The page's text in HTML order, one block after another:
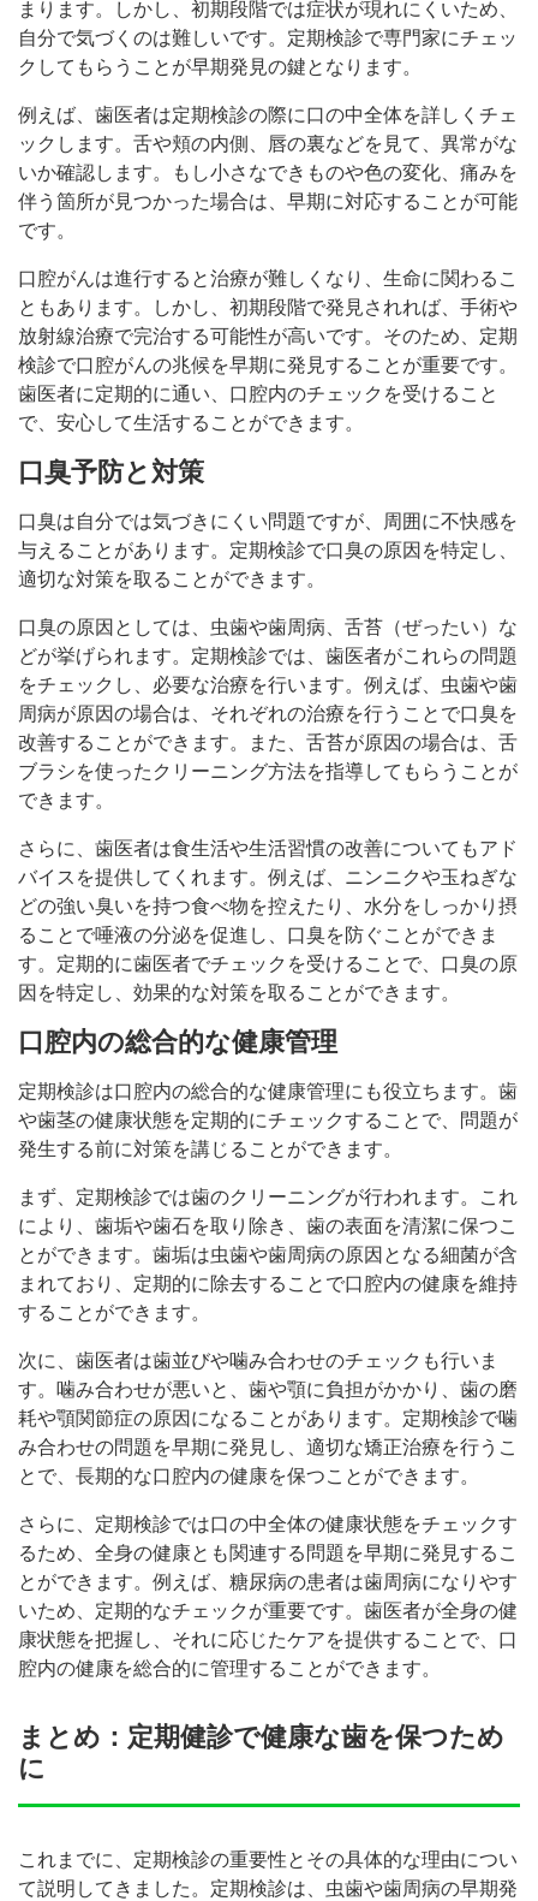
まります。しかし、初期段階では症状が現れにくいため、
自分で気づくのは難しいです。定期検診で専門家にチェッ
クしてもらうことが早期発見の鍵となります。
例えば、歯医者は定期検診の際に口の中全体を詳しくチェ
ックします。舌や頬の内側、唇の裏などを見て、異常がな
いか確認します。もし小さなできものや色の変化、痛みを
伴う箇所が見つかった場合は、早期に対応することが可能
です。
口腔がんは進行すると治療が難しくなり、生命に関わるこ
ともあります。しかし、初期段階で発見されれば、手術や
放射線治療で完治する可能性が高いです。そのため、定期
検診で口腔がんの兆候を早期に発見することが重要です。
歯医者に定期的に通い、口腔内のチェックを受けること
で、安心して生活することができます。
口臭予防と対策
口臭は自分では気づきにくい問題ですが、周囲に不快感を
与えることがあります。定期検診で口臭の原因を特定し、
適切な対策を取ることができます。
口臭の原因としては、虫歯や歯周病、舌苔（ぜったい）な
どが挙げられます。定期検診では、歯医者がこれらの問題
をチェックし、必要な治療を行います。例えば、虫歯や歯
周病が原因の場合は、それぞれの治療を行うことで口臭を
改善することができます。また、舌苔が原因の場合は、舌
ブラシを使ったクリーニング方法を指導してもらうことが
できます。
さらに、歯医者は食生活や生活習慣の改善についてもアド
バイスを提供してくれます。例えば、ニンニクや玉ねぎな
どの強い臭いを持つ食べ物を控えたり、水分をしっかり摂
ることで唾液の分泌を促進し、口臭を防ぐことができま
す。定期的に歯医者でチェックを受けることで、口臭の原
因を特定し、効果的な対策を取ることができます。
口腔内の総合的な健康管理
定期検診は口腔内の総合的な健康管理にも役立ちます。歯
や歯茎の健康状態を定期的にチェックすることで、問題が
発生する前に対策を講じることができます。
まず、定期検診では歯のクリーニングが行われます。これ
により、歯垢や歯石を取り除き、歯の表面を清潔に保つこ
とができます。歯垢は虫歯や歯周病の原因となる細菌が含
まれており、定期的に除去することで口腔内の健康を維持
することができます。
次に、歯医者は歯並びや噛み合わせのチェックも行いま
す。噛み合わせが悪いと、歯や顎に負担がかかり、歯の磨
耗や顎関節症の原因になることがあります。定期検診で噛
み合わせの問題を早期に発見し、適切な矯正治療を行うこ
とで、長期的な口腔内の健康を保つことができます。
さらに、定期検診では口の中全体の健康状態をチェックす
るため、全身の健康とも関連する問題を早期に発見するこ
とができます。例えば、糖尿病の患者は歯周病になりやす
いため、定期的なチェックが重要です。歯医者が全身の健
康状態を把握し、それに応じたケアを提供することで、口
腔内の健康を総合的に管理することができます。
まとめ：定期健診で健康な歯を保つため
に
これまでに、定期検診の重要性とその具体的な理由につい
て説明してきました。定期検診は、虫歯や歯周病の早期発